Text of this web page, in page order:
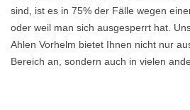
sind, ist es in 75% der Fälle wegen
oder weil man sich ausgesperrt hat.
Ahlen Vorhelm bietet Ihnen nicht nur
Bereich an, sondern auch in vielen